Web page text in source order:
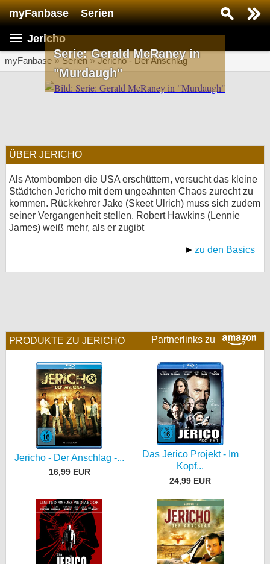
myFanbase Serien
Jericho
myFanbase»Serien »Jericho - Der Anschlag
Serie: Gerald McRaney in
"Murdaugh"
ÜBER JERICHO
Als Atombomben die USA erschüttern, versucht das kleine
Städtchen Jericho mit dem ungeahnten Chaos zurecht zu
kommen. Rückkehrer Jake (Skeet Ulrich) muss sich zudem
seiner Vergangenheit stellen. Robert Hawkins (Lennie
James) weiß mehr, als er zugibt
zu den Basics
Partnerlinks zu
PRODUKTE ZU JERICHO
Jericho - Der Anschlag -...
16,99 EUR
Das Jerico Projekt - Im
Kopf...
24,99 EUR
Serie suchen...
SERIEN
KULTUR
Specials
SERVICE
Gewinnspiele
Kontakt
Nutzungsbedingungen
Datenschutz
Cookie-Einstellungen
Impressum
Desktop-Ansicht